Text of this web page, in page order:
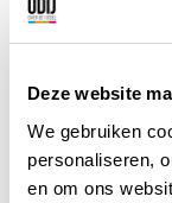
Deze website
We gebruiken
personaliseren,
en om ons